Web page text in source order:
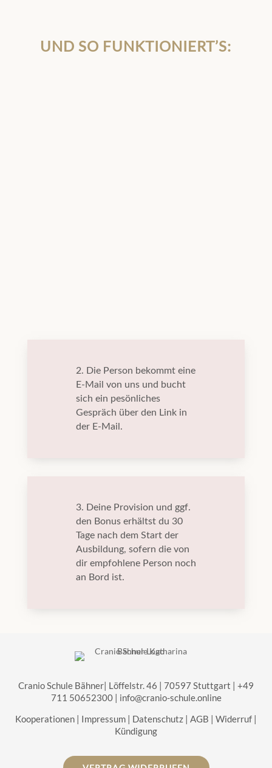
UND SO FUNKTIONIERT’S:
2. Die Person bekommt eine
E-Mail von uns und bucht
sich ein pesönliches
Gespräch über den Link in
der E-Mail.
3. Deine Provision und ggf.
den Bonus erhältst du 30
Tage nach dem Start der
Ausbildung, sofern die von
dir empfohlene Person noch
an Bord ist.
Cranio Schule Bähner| Löffelstr. 46 | 70597 Stuttgart | +49
711 50652300 | info@cranio-schule.online
Kooperationen | Impressum | Datenschutz | AGB | Widerruf |
Kündigung